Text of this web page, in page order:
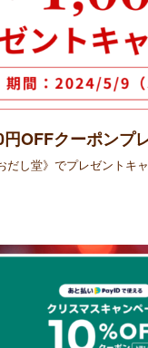
OFFクーポンプ
だし堂》でプレゼントキ